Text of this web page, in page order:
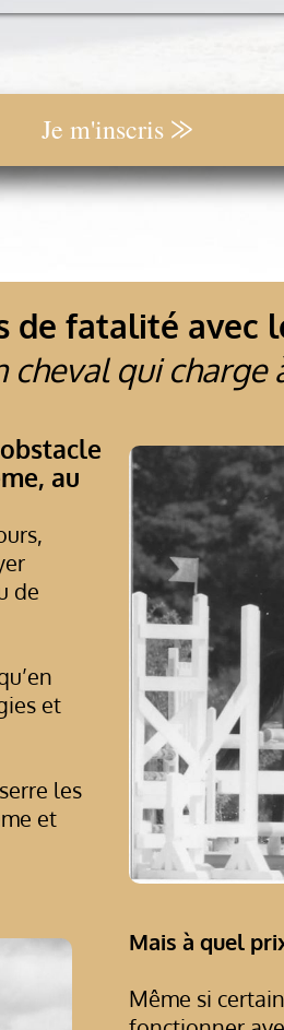
Je m'inscris ⨠
de fatalité avec
cheval qui charge
au
de
et
les
et
Mais à quel
Même si